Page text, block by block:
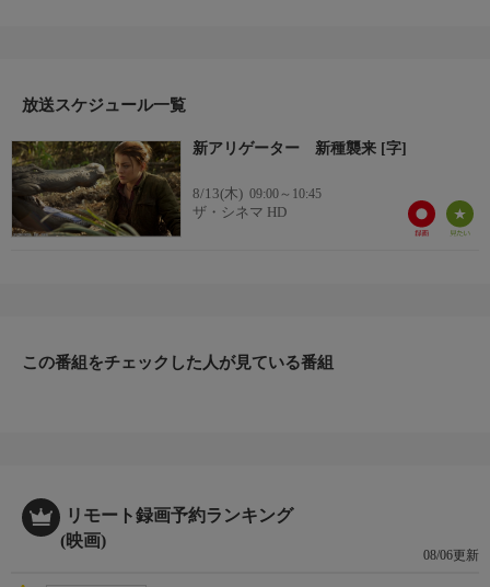
マス・フランシス・マーフィ、マット・ジェームズ、ジョン・ク
放送スケジュール一覧
新アリゲーター 新種襲来 [字]
8/13(木) 09:00～10:45
ザ・シネマ HD
この番組をチェックした人が見ている番組
リモート録画予約ランキング
(映画)
08/06更新